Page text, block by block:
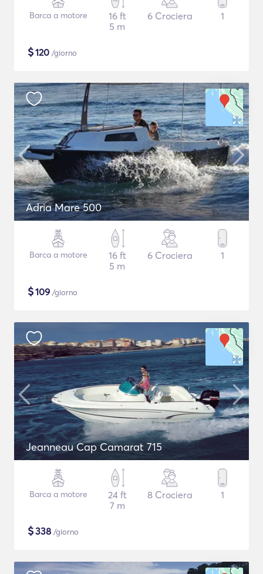
Barca a motore
16 ft
5 m
6 Crociera 1
$120 /giorno
Adria Mare 500
Barca a motore
16 ft
5 m
6 Crociera 1
$109 /giorno
Jeanneau Cap Camarat 715
Barca a motore
24 ft
7 m
8 Crociera 1
$338 /giorno